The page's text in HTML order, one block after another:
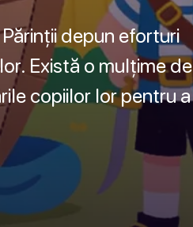
depun eforturi
Există o mulțime de
copiilor lor pentru a